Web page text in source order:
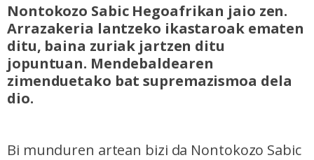
Nontokozo Sabic Hegoafrikan jaio zen.
Arrazakeria lantzeko ikastaroak ematen
ditu, baina zuriak jartzen ditu
jopuntuan. Mendebaldearen
zimenduetako bat supremazismoa dela
dio.
Bi munduren artean bizi da Nontokozo Sabic